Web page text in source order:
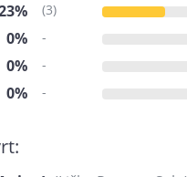
(3)
0% -
0% -
0% -